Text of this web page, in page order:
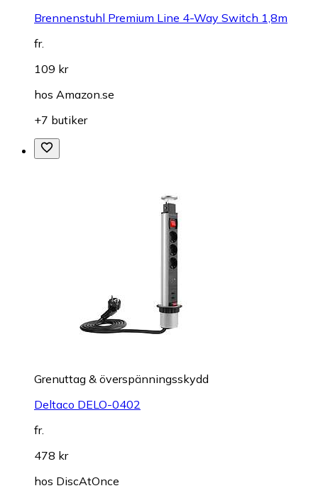
Brennenstuhl Premium Line 4-Way Switch 1,8m
fr.
109 kr
hos Amazon.se
+7 butiker
Grenuttag & överspänningsskydd
Deltaco DELO-0402
fr.
478 kr
hos DiscAtOnce